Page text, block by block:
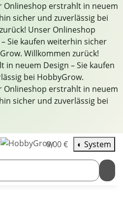
Onlineshop erstrahlt in neuem
sicher und zuverlässig bei
Unser Onlineshop
Sie kaufen weiterhin sicher
Willkommen zurück!
neuem Design – Sie kaufen
bei HobbyGrow.
Onlineshop erstrahlt in neuem
sicher und zuverlässig bei
0,00 €
◐ System